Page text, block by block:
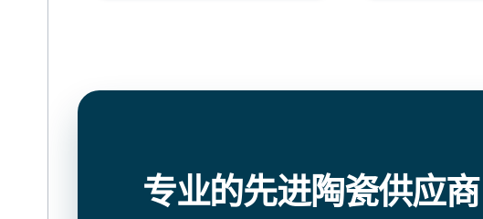
专业的先进陶瓷供应商